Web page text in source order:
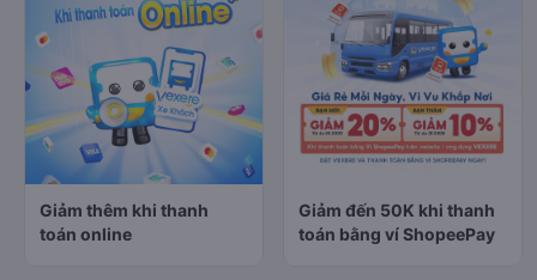
Giảm thêm khi thanh
toán online
Giảm đến 50K khi thanh
toán bằng ví ShopeePay